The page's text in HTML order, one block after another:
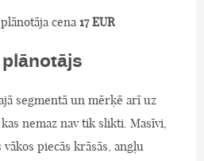
cena 17 EUR
segmentā un mērķē arī uz
nemaz nav tik slikti. Masīvi,
piecās krāsās, angļu